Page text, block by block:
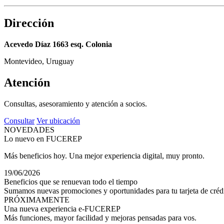
Dirección
Acevedo Díaz 1663 esq. Colonia
Montevideo, Uruguay
Atención
Consultas, asesoramiento y atención a socios.
Consultar Ver ubicación
NOVEDADES
Lo nuevo en FUCEREP
Más beneficios hoy. Una mejor experiencia digital, muy pronto.
19/06/2026
Beneficios que se renuevan todo el tiempo
Sumamos nuevas promociones y oportunidades para tu tarjeta de
PRÓXIMAMENTE
Una nueva experiencia e-FUCEREP
Más funciones, mayor facilidad y mejoras pensadas para vos.